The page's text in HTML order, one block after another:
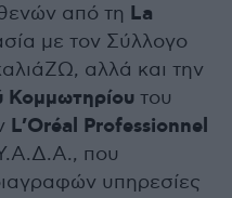
από τη La
με τον Σύλλογο
αλλά και την
Κομμωτηρίου του
L’Oréal Professionnel
που
υπηρεσίες